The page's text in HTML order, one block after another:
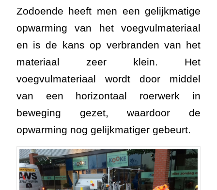
Zodoende heeft men een gelijkmatige
opwarming van het voegvulmateriaal
en is de kans op verbranden van het
materiaal zeer klein. Het
voegvulmateriaal wordt door middel
van een horizontaal roerwerk in
beweging gezet, waardoor de
opwarming nog gelijkmatiger gebeurt.